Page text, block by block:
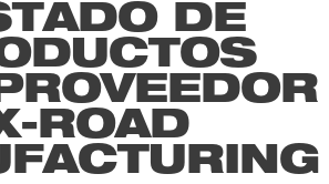
DE
ROAD